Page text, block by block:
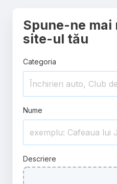
Spune-ne mai
site-ul tău
Categoria
Nume
Descriere